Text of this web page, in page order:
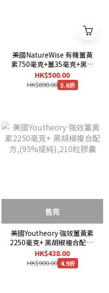
美國NatureWise 有機薑黃
素750毫克+薑35毫克+黑胡
椒5毫克,(95%提純),360粒
膠囊
HK$500.00
HK$890.00 5.6折
售完
美國Youtheory 強效薑黃素
2250毫克+ 黑胡椒複合配方,
(95%提純),210粒膠囊
HK$438.00
HK$900.00 4.9折